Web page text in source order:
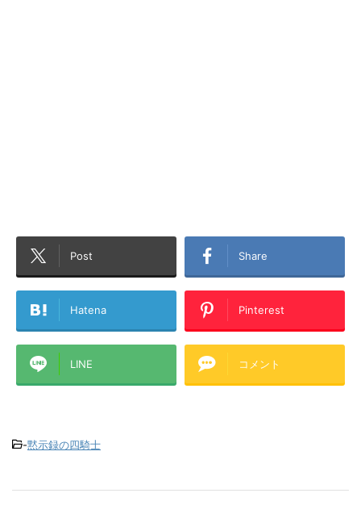
Post Share
Hatena Pinterest
LINE コメント
-黙示録の四騎士